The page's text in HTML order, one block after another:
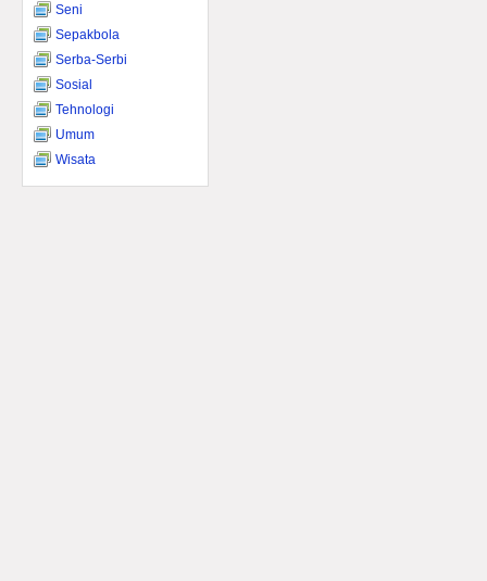
Seni
Sepakbola
Serba-Serbi
Sosial
Tehnologi
Umum
Wisata